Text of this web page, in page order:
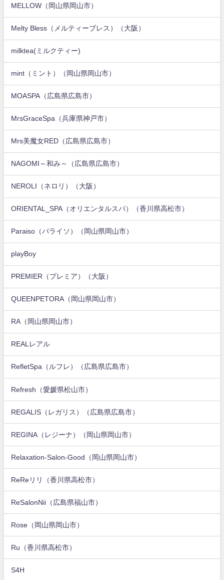
MELLOW（岡山県岡山市）
Melty Bless（メルティーブレス）（大阪）
milktea(ミルクティー)
mint（ミント）（岡山県岡山市）
MOASPA（広島県広島市）
MrsGraceSpa（兵庫県神戸市）
Mrs美魔女RED（広島県広島市）
NAGOMI～和み～（広島県広島市）
NEROLI（ネロリ）（大阪）
ORIENTAL_SPA（オリエンタルスパ）（香川県高松市）
Paraiso（パライソ）（岡山県岡山市）
playBoy
PREMIER（プレミア）（大阪）
QUEENPETORA（岡山県岡山市）
RA（岡山県岡山市）
REALレアル
RefletSpa（ルフレ）（広島県広島市）
Refresh（愛媛県松山市）
REGALIS（レガリス）（広島県広島市）
REGINA（レジーナ）（岡山県岡山市）
Relaxation-Salon-Good（岡山県岡山市）
ReReリリ（香川県高松市）
ReSalonNii（広島県福山市）
Rose（岡山県岡山市）
Ru（香川県高松市）
S4H